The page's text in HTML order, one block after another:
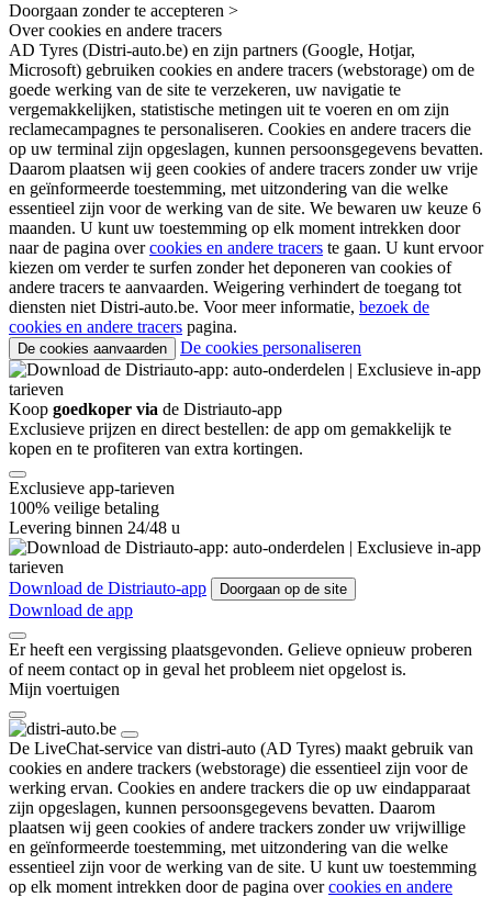
Doorgaan zonder te accepteren >
Over cookies en andere tracers
AD Tyres (Distri-auto.be) en zijn partners (Google, Hotjar,
Microsoft) gebruiken cookies en andere tracers (webstorage) om de
goede werking van de site te verzekeren, uw navigatie te
vergemakkelijken, statistische metingen uit te voeren en om zijn
reclamecampagnes te personaliseren. Cookies en andere tracers die
op uw terminal zijn opgeslagen, kunnen persoonsgegevens bevatten.
Daarom plaatsen wij geen cookies of andere tracers zonder uw vrije
en geïnformeerde toestemming, met uitzondering van die welke
essentieel zijn voor de werking van de site. We bewaren uw keuze 6
maanden. U kunt uw toestemming op elk moment intrekken door
naar de pagina overcookies en andere tracers te gaan. U kunt ervoor
kiezen om verder te surfen zonder het deponeren van cookies of
andere tracers te aanvaarden. Weigering verhindert de toegang tot
diensten niet Distri-auto.be. Voor meer informatie, bezoek de
cookies en andere tracers pagina.
De cookies aanvaarden De cookies personaliseren
Koop goedkoper via de Distriauto-app
Exclusieve prijzen en direct bestellen: de app om gemakkelijk te
kopen en te profiteren van extra kortingen.
Exclusieve app-tarieven
100% veilige betaling
Levering binnen 24/48 u
Download de Distriauto-app Doorgaan op de site
Download de app
Er heeft een vergissing plaatsgevonden. Gelieve opnieuw proberen
of neem contact op in geval het probleem niet opgelost is.
Mijn voertuigen
De LiveChat-service van distri-auto (AD Tyres) maakt gebruik van
cookies en andere trackers (webstorage) die essentieel zijn voor de
werking ervan. Cookies en andere trackers die op uw eindapparaat
zijn opgeslagen, kunnen persoonsgegevens bevatten. Daarom
plaatsen wij geen cookies of andere trackers zonder uw vrijwillige
en geïnformeerde toestemming, met uitzondering van die welke
essentieel zijn voor de werking van de site. U kunt uw toestemming
op elk moment intrekken door de pagina overcookies en andere